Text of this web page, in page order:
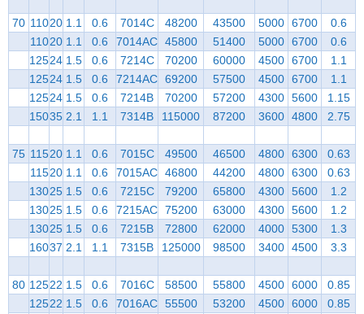
70 11020 1.1 0.6 7014C 48200 43500 5000 6700
0.6
11020 1.1 0.6 7014AC 45800 51400 5000 6700
0.6
12524 1.5 0.6 7214C 70200 60000 4500 6700
1.1
12524 1.5 0.6 7214AC 69200 57500 4500 6700
1.1
12524 1.5 0.6 7214B 70200 57200 4300 5600
1.15
15035 2.1 1.1 7314B 115000 87200 3600 4800 2.75
75 11520 1.1 0.6 7015C 49500 46500 4800 6300
0.63
11520 1.1 0.6 7015AC 46800 44200 4800 6300
0.63
13025 1.5 0.6 7215C 79200 65800 4300 5600
1.2
13025 1.5 0.6 7215AC 75200 63000 4300 5600
1.2
13025 1.5 0.6 7215B 72800 62000 4000 5300
1.3
16037 2.1 1.1 7315B 125000 98500 3400 4500 3.3
80 12522 1.5 0.6 7016C 58500 55800 4500 6000
0.85
12522 1.5 0.6 7016AC 55500 53200 4500 6000
0.85